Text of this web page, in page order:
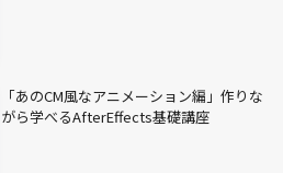
「あのCM風なアニメーション編」作りな
がら学べるAfterEffects基礎講座